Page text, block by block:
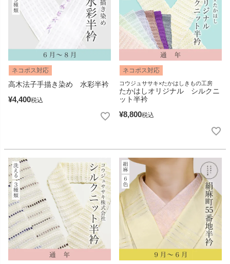
ネコポス対応
高木法子手描き染め 水彩半衿
¥4,400税込
ネコポス対応
コウジュササキ×たかはしきもの工房
たかはしオリジナル シルクニ
ット半衿
¥8,800税込